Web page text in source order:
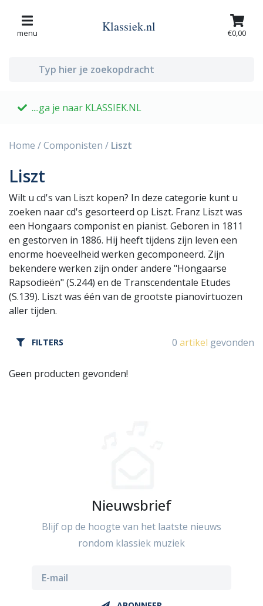
menu Klassiek.nl €0,00
....ga je naar KLASSIEK.NL
Home /Componisten / Liszt
Liszt
Wilt u cd's van Liszt kopen? In deze categorie kunt u
zoeken naar cd's gesorteerd op Liszt. Franz Liszt was
een Hongaars componist en pianist. Geboren in 1811
en gestorven in 1886. Hij heeft tijdens zijn leven een
enorme hoeveelheid werken gecomponeerd. Zijn
bekendere werken zijn onder andere "Hongaarse
Rapsodieën" (S.244) en de Transcendentale Etudes
(S.139). Liszt was één van de grootste pianovirtuozen
aller tijden.
FILTERS 0 artikel gevonden
Geen producten gevonden!
Nieuwsbrief
Blijf op de hoogte van het laatste nieuws
rondom klassiek muziek